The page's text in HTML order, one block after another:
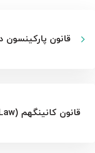
قانون
قانون کانینگهم (Cunningham’s Law) چیست؟